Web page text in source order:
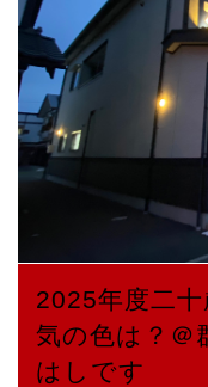
2025年度二
気の色は？＠
はしです